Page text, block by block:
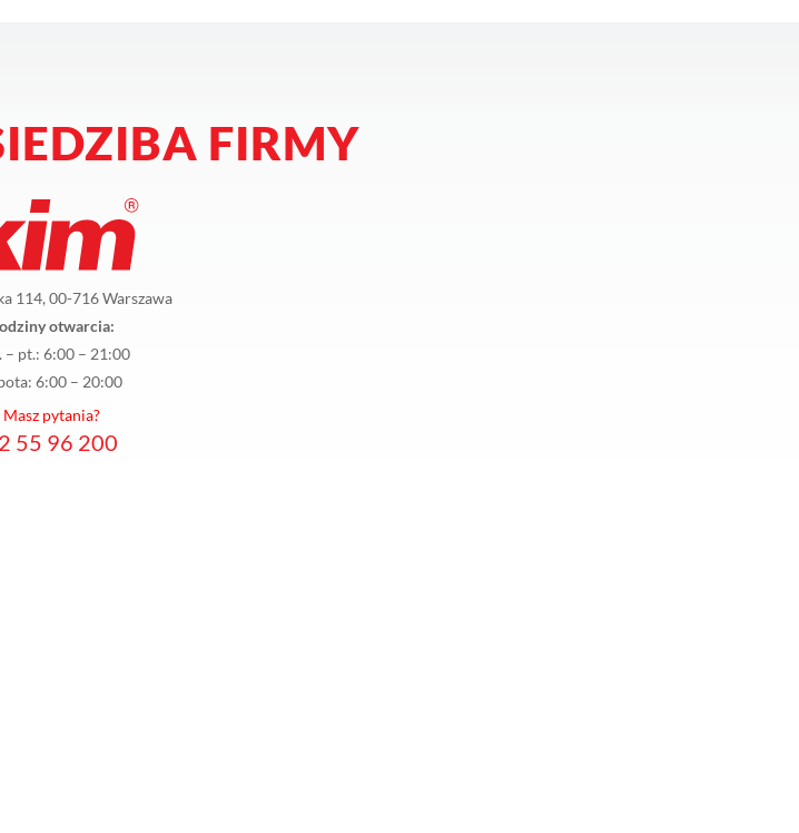
FIRMY
114, 00-716 Warszawa
otwarcia:
– pt.: 6:00 – 21:00
6:00 – 20:00
Masz pytania?
55 96 200